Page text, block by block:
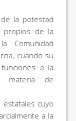
la potestad
propios de la
Comunidad
cuando su
a la
materia de
cuyo
a la